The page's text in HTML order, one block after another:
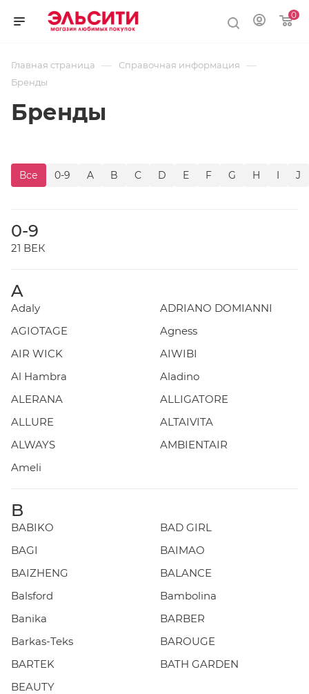
0
Главная страница — Справочная информация —
Бренды
Бренды
Все 0-9 A B C D E F G H I J
0-9
21 ВЕК
A
Adaly
ADRIANO DOMIANNI
AGIOTAGE
Agness
AIR WICK
AIWIBI
Al Hambra
Aladino
ALERANA
ALLIGATORE
ALLURE
ALTAIVITA
ALWAYS
AMBIENTAIR
Ameli
B
BABIKO
BAD GIRL
BAGI
BAIMAO
BAIZHENG
BALANCE
Balsford
Bambolina
Banika
BARBER
Barkas-Teks
BAROUGE
BARTEK
BATH GARDEN
BEAUTY